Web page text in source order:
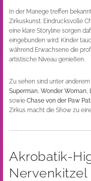
In der Manege treffen
Zirkuskunst. Eindrucksvolle
eine klare Storyline sorgen
eingebunden wird. Kinder
während Erwachsene die
artistische Niveau genießen.
Zu sehen sind unter
Superman, Wonder Woman,
sowieChase von der Paw
Zirkus macht die Show zu
Akrobatik-
Nervenkitzel